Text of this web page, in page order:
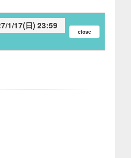
1/17(日) 23:59